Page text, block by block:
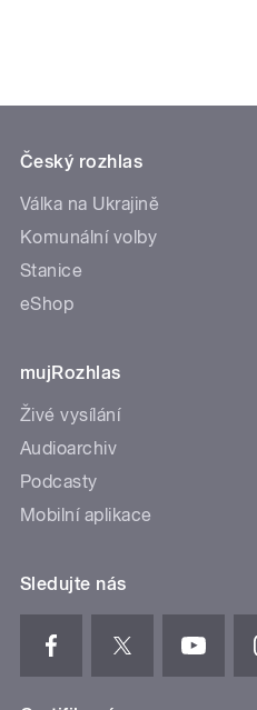
Český rozhlas
Válka na Ukrajině
Komunální volby
Stanice
eShop
mujRozhlas
Živé vysílání
Audioarchiv
Podcasty
Mobilní aplikace
Sledujte nás